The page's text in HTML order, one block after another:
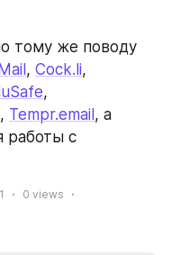
тому же поводу
, Cock.li
, Tempr.email, а
работы с
0 views